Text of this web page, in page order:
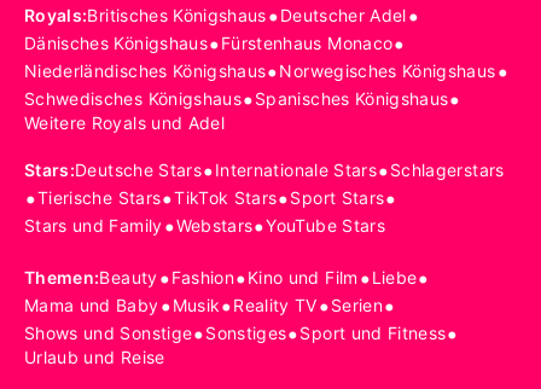
Royals:Britisches Königshaus•Deutscher Adel•
Dänisches Königshaus•Fürstenhaus Monaco•
Niederländisches Königshaus•Norwegisches Königshaus•
Schwedisches Königshaus•Spanisches Königshaus•
Weitere Royals und Adel
Stars:Deutsche Stars•Internationale Stars•Schlagerstars
•Tierische Stars•TikTok Stars•Sport Stars•
Stars und Family•Webstars•YouTube Stars
Themen:Beauty•Fashion•Kino und Film •Liebe•
Mama und Baby•Musik•Reality TV•Serien•
Shows und Sonstige•Sonstiges•Sport und Fitness•
Urlaub und Reise